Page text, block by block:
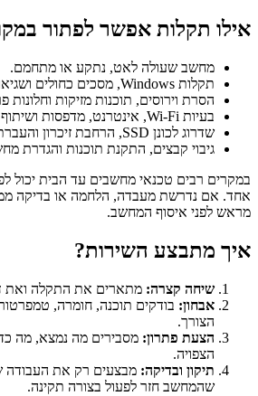
אילו תקלות אפשר לפתור
מחשב שעולה לאט, נתקע או מתחמם.
תקלות Windows, מסכים כחולים ושגיאות בהפעלה.
הסרת וירוסים, תוכנות מזיקות וחלונות
בעיות Wi-Fi, אינטרנט, מדפסות ושיתוף קבצים.
שדרוג לכונן SSD, הרחבת זיכרון והעברת מידע.
גיבוי קבצים, התקנת תוכנות והגדרת
במקרים רבים טכנאי מחשבים עד הבית יכול
אחד. אם נדרשת מעבדה, הלחמה או בדיקה
מראש לפני איסוף המחשב.
איך מתבצע השירות?
שיחה קצרה: מתארים את התקלה ואת
אבחון: בודקים תוכנה, חומרה,
הצורך.
הצעת פתרון: מסבירים מה נמצא, מה
הצפויה.
תיקון ובדיקה: מבצעים רק את העבודה
שהמחשב חזר לפעול בצורה תקינה.